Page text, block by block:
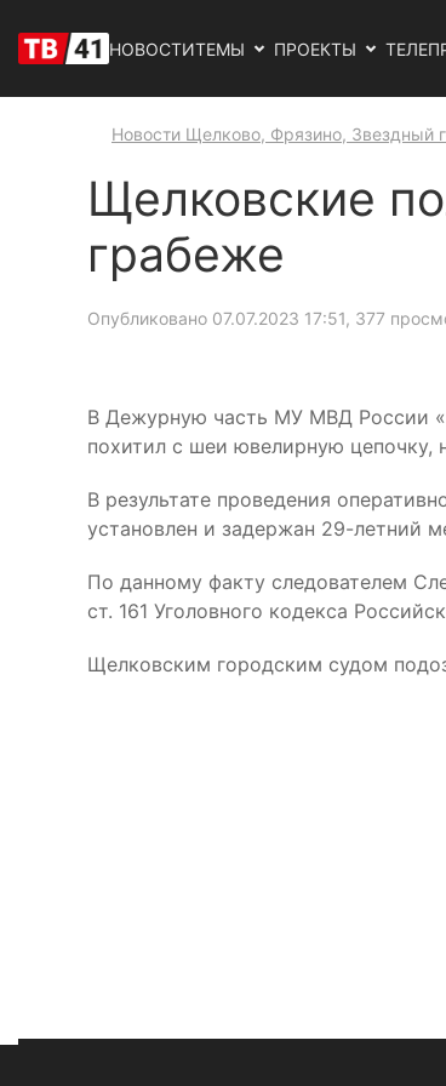
НОВОСТИТЕМЫ ПРОЕКТЫ
Новости Щелково, Фрязино, Звездный
Щелковские
грабеже
Опубликовано 07.07.2023 17:51, 377
В Дежурную часть МУ МВД России
похитил с шеи ювелирную цепочку,
В результате проведения
установлен и задержан 29-летний
По данному факту следователем
ст. 161 Уголовного кодекса
Щелковским городским судом